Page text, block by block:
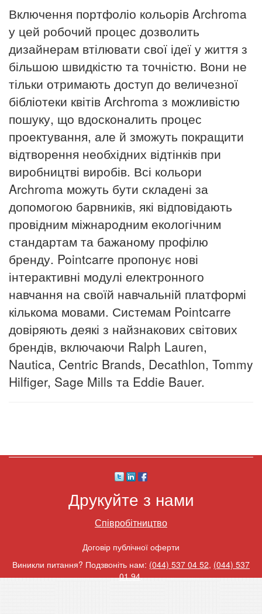
Включення портфоліо кольорів Archroma
у цей робочий процес дозволить
дизайнерам втілювати свої ідеї у життя з
більшою швидкістю та точністю. Вони не
тільки отримають доступ до величезної
бібліотеки квітів Archroma з можливістю
пошуку, що вдосконалить процес
проектування, але й зможуть покращити
відтворення необхідних відтінків при
виробництві виробів. Всі кольори
Archroma можуть бути складені за
допомогою барвників, які відповідають
провідним міжнародним екологічним
стандартам та бажаному профілю
бренду. Pointcarre пропонує нові
інтерактивні модулі електронного
навчання на своїй навчальній платформі
кількома мовами. Системам Pointcarre
довіряють деякі з найзнакових світових
брендів, включаючи Ralph Lauren,
Nautica, Centric Brands, Decathlon, Tommy
Hilfiger, Sage Mills та Eddie Bauer.
Друкуйте з нами
Співробітництво
Договір публічної оферти
Виникли питання? Подзвоніть нам: (044) 537 04 52, (044) 537
01 94.